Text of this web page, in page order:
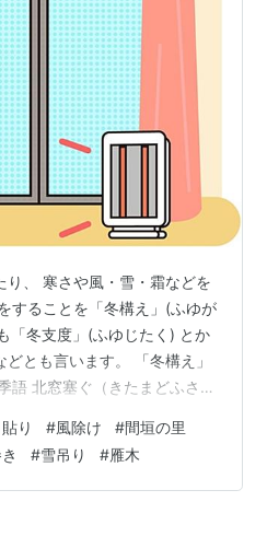
り、 寒さや風・雪・霜などを
することを「冬構え」(ふゆが
「冬支度」(ふゆじたく) とか
どとも言います。 「冬構え」
語 北窓塞ぐ（きたまどふさ
け（しもよけ） 雪除け（ゆ
） 菰巻き（こもまき） 雪吊
きがこい） 墓囲ふ（はかかこ
といった物理的な環境に…
り #風除け #間垣の里
#雪吊り #雁木